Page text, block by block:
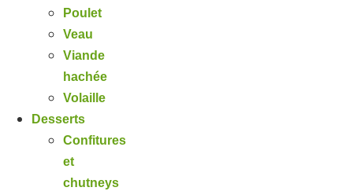
Poulet
Veau
Viande
hachée
Volaille
Desserts
Confitures
et
chutneys